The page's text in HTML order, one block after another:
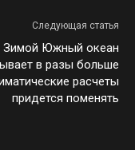
Следующая статья
Зимой Южный океан
в разы больше
расчеты
придется поменять